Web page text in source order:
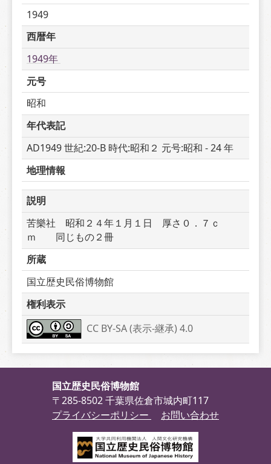
1949
西暦年
1949年
元号
昭和
年代表記
AD1949 世紀:20-B 時代:昭和２ 元号:昭和 - 24 年
地理情報
説明
苦樂社　昭和２４年１月１日　厚さ０．７ｃ
ｍ　　同じもの２冊
所蔵
国立歴史民俗博物館
権利表示
CC BY-SA (表示-継承) 4.0
国立歴史民俗博物館
〒285-8502 千葉県佐倉市城内町117
プライバシーポリシー
お問い合わせ